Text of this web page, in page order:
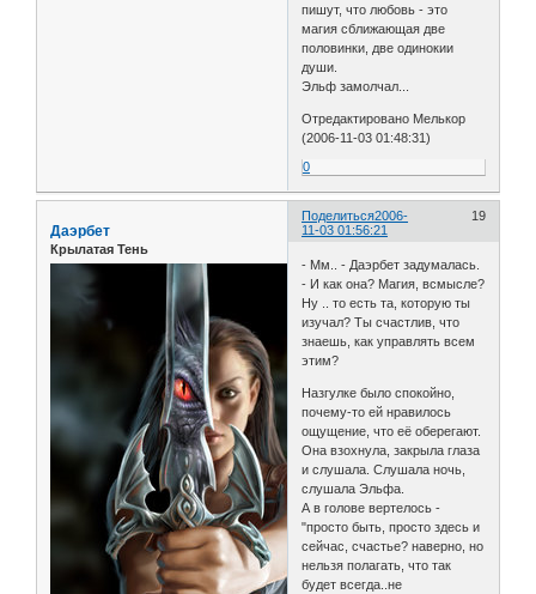
пишут, что любовь - это
магия сближающая две
половинки, две одинокии
души.
Эльф замолчал...
Отредактировано Мелькор
(2006-11-03 01:48:31)
0
Поделиться 19
2006-
11-03 01:56:21
Даэрбет
Крылатая Тень
- Мм.. - Даэрбет задумалась.
- И как она? Магия, всмысле?
Ну .. то есть та, которую ты
изучал? Ты счастлив, что
знаешь, как управлять всем
этим?
Назгулке было спокойно,
почему-то ей нравилось
ощущение, что её оберегают.
Она взохнула, закрыла глаза
и слушала. Слушала ночь,
слушала Эльфа.
А в голове вертелось -
"просто быть, просто здесь и
сейчас, счастье? наверно, но
нельзя полагать, что так
будет всегда..не